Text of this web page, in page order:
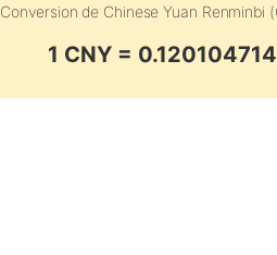
Conversion de Chinese Yuan Renminbi
1 CNY =